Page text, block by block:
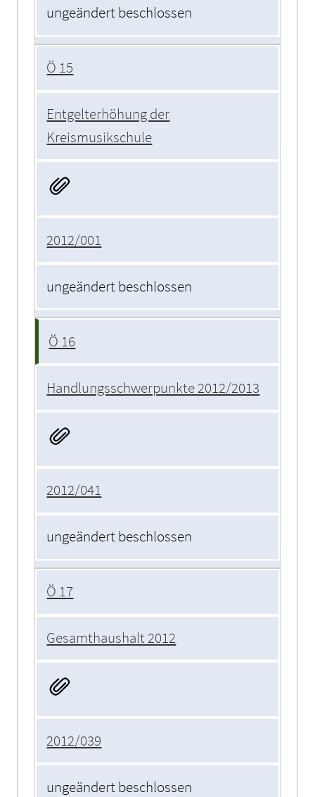
ungeändert beschlossen
Ö 15
Entgelterhöhung der
Kreismusikschule
2012/001
ungeändert beschlossen
Ö 16
Handlungsschwerpunkte 2012/2013
2012/041
ungeändert beschlossen
Ö 17
Gesamthaushalt 2012
2012/039
ungeändert beschlossen